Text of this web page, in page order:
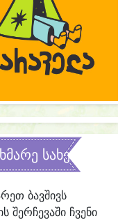
სახელის
ბავშივს
შერჩევაში ჩვენი